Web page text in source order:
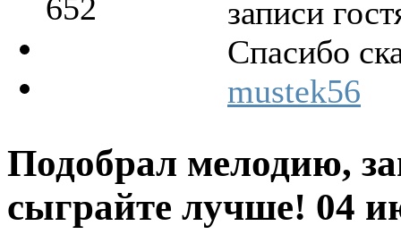
652
записи
Спасибо
mustek56
Подобрал мелодию,
сыграйте лучше! 04